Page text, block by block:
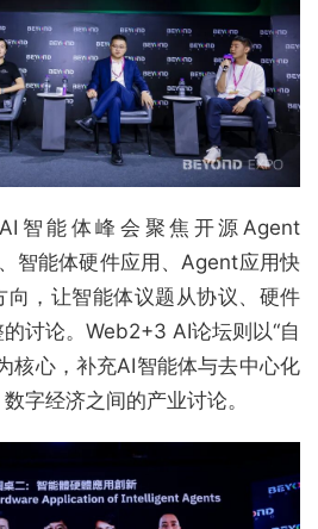
智能体峰会聚焦开源Agent
智能体硬件应用、Agent应用快
向，让智能体议题从协议、硬件
讨论。Web2+3 AI论坛则以“自
核心，补充AI智能体与去中心化
字经济之间的产业讨论。